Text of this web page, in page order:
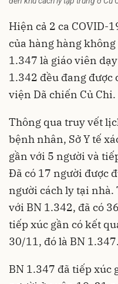
Hiện cả 2 ca COVID-
của hàng hàng
1.347 là giáo viên
1.342 đều đang
viện Dã chiến Củ Chi.
Thông qua truy vết
bệnh nhân, Sở Y tế
gần với 5 người và
Đã có 17 người được
người cách ly tại
với BN 1.342, đã có
tiếp xúc gần có kết
30/11, đó là BN 1.347.
BN 1.347 đã tiếp xúc